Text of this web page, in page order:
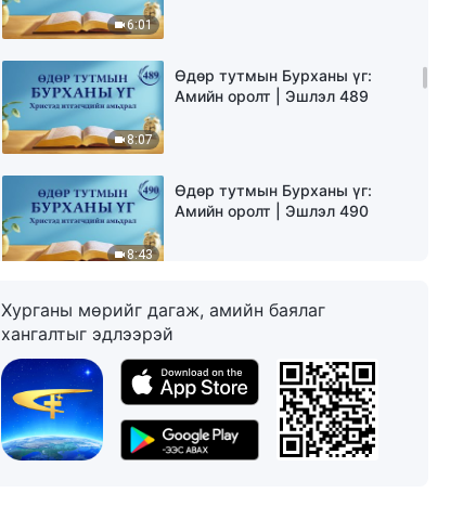
6:01
8:07
Өдөр тутмын Бурханы үг:
Амийн оролт | Эшлэл 489
8:43
Өдөр тутмын Бурханы үг:
Амийн оролт | Эшлэл 490
11:39
Өдөр тутмын Бурханы үг:
Амийн оролт | Эшлэл 491
Өдөр тутмын Бурханы үг:
Амийн оролт | Эшлэл 492
Хурганы мөрийг дагаж, амийн баялаг
хангалтыг эдлээрэй